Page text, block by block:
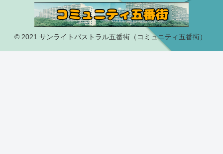
© 2021 サンライトパストラル五番街（コミュニティ五番街）.